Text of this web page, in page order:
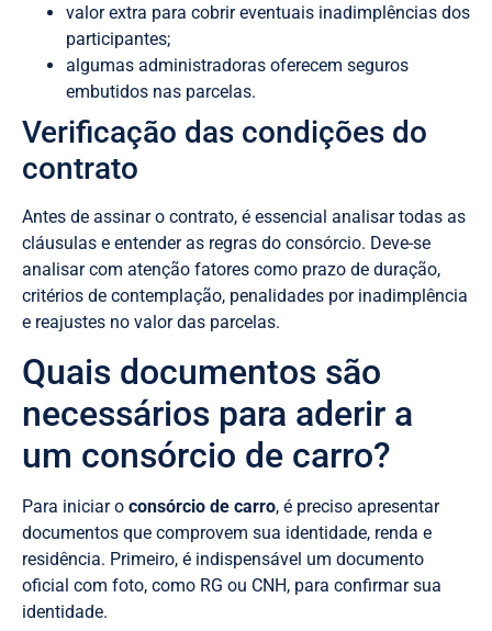
valor extra para cobrir eventuais inadimplências dos
participantes;
algumas administradoras oferecem seguros
embutidos nas parcelas.
Verificação das condições do
contrato
Antes de assinar o contrato, é essencial analisar todas as
cláusulas e entender as regras do consórcio. Deve-se
analisar com atenção fatores como prazo de duração,
critérios de contemplação, penalidades por inadimplência
e reajustes no valor das parcelas.
Quais documentos são
necessários para aderir a
um consórcio de carro?
Para iniciar o consórcio de carro, é preciso apresentar
documentos que comprovem sua identidade, renda e
residência. Primeiro, é indispensável um documento
oficial com foto, como RG ou CNH, para confirmar sua
identidade.